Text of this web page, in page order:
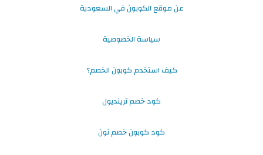
عن موقع الكوبون في السعودية
سياسة الخصوصية
كيف استخدم كوبون الخصم؟
كود خصم ترينديول
كود كوبون خصم نون